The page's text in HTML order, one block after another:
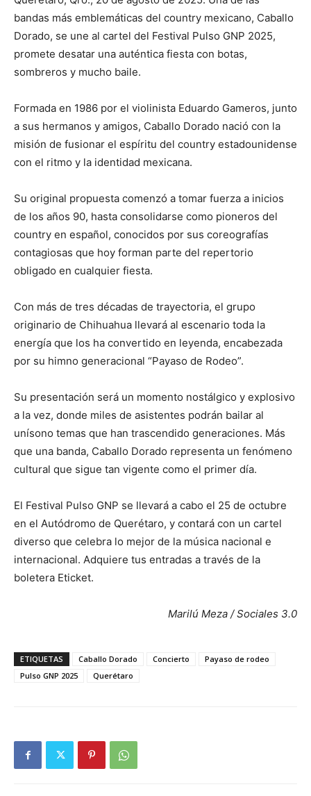
bandas más emblemáticas del country mexicano, Caballo
Dorado, se une al cartel del Festival Pulso GNP 2025,
promete desatar una auténtica fiesta con botas,
sombreros y mucho baile.
Formada en 1986 por el violinista Eduardo Gameros, junto
a sus hermanos y amigos, Caballo Dorado nació con la
misión de fusionar el espíritu del country estadounidense
con el ritmo y la identidad mexicana.
Su original propuesta comenzó a tomar fuerza a inicios
de los años 90, hasta consolidarse como pioneros del
country en español, conocidos por sus coreografías
contagiosas que hoy forman parte del repertorio
obligado en cualquier fiesta.
Con más de tres décadas de trayectoria, el grupo
originario de Chihuahua llevará al escenario toda la
energía que los ha convertido en leyenda, encabezada
por su himno generacional “Payaso de Rodeo”.
Su presentación será un momento nostálgico y explosivo
a la vez, donde miles de asistentes podrán bailar al
unísono temas que han trascendido generaciones. Más
que una banda, Caballo Dorado representa un fenómeno
cultural que sigue tan vigente como el primer día.
El Festival Pulso GNP se llevará a cabo el 25 de octubre
en el Autódromo de Querétaro, y contará con un cartel
diverso que celebra lo mejor de la música nacional e
internacional. Adquiere tus entradas a través de la
boletera Eticket.
Marilú Meza / Sociales 3.0
ETIQUETAS Caballo Dorado Concierto
Payaso de rodeo
Pulso GNP 2025
Querétaro